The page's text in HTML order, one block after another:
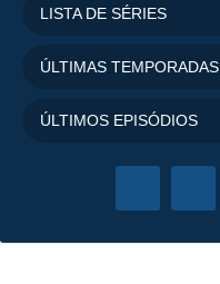
LISTA DE SÉRIES
ÚLTIMAS TEMPORADAS
ÚLTIMOS EPISÓDIOS